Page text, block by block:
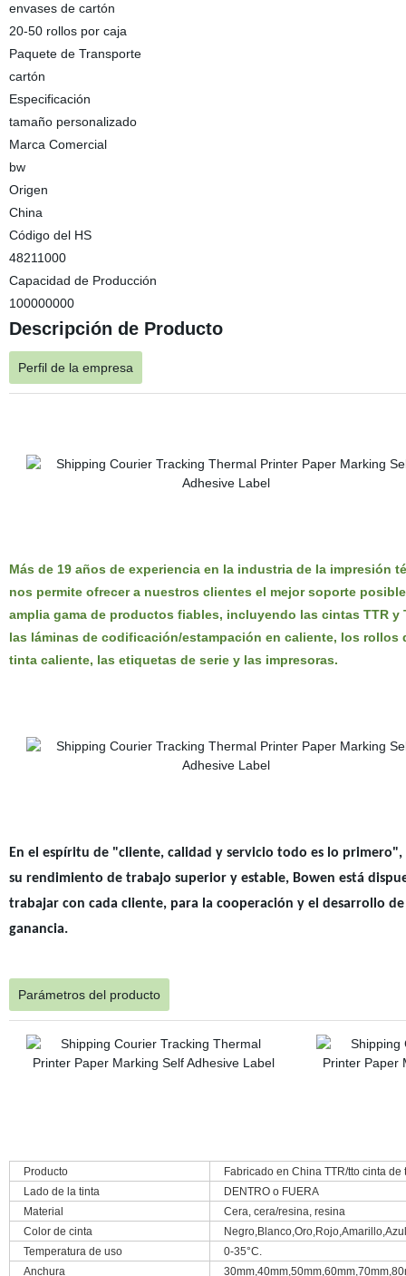
envases de cartón
20-50 rollos por caja
Paquete de Transporte
cartón
Especificación
tamaño personalizado
Marca Comercial
bw
Origen
China
Código del HS
48211000
Capacidad de Producción
100000000
Descripción de Producto
Perfil de la empresa
Más de 19 años de experiencia en la industria de la impresión
nos permite ofrecer a nuestros clientes el mejor soporte
amplia gama de productos fiables, incluyendo las cintas TTR y
las láminas de codificación/estampación en caliente, los rollos
tinta caliente, las etiquetas de serie y las impresoras.
En el espíritu de "cliente, calidad y servicio todo es lo primero",
su rendimiento de trabajo superior y estable, Bowen está
trabajar con cada cliente, para la cooperación y el desarrollo
ganancia.
Parámetros del producto
Producto
Fabricado en China TTR/tto cinta
Lado de la tinta
DENTRO o FUERA
Material
Cera, cera/resina, resina
Color de cinta
Temperatura de uso
0-35°C.
Anchura